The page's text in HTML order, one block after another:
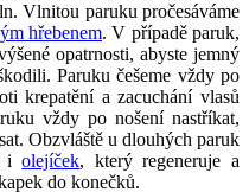
Vlnitou paruku pročesáváme
hřebenem. V případě paruk,
opatrnosti, abyste jemný
Paruku češeme vždy po
krepatění a zacuchání vlasů
vždy po nošení nastříkat,
Obzvláště u dlouhých paruk
iolejíček, který regeneruje a
do konečků.